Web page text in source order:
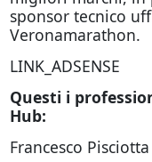
sponsor tecnico
Veronamarathon.
LINK_ADSENSE
Questi i
Hub:
Francesco